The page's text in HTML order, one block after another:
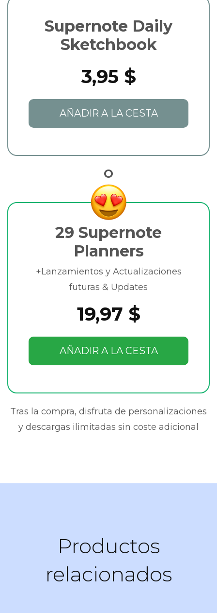
Supernote Daily
Sketchbook
3,95 $
AÑADIR A LA CESTA
O
29 Supernote
Planners
+Lanzamientos y Actualizaciones
futuras & Updates
19,97 $
AÑADIR A LA CESTA
Tras la compra, disfruta de personalizaciones
y descargas ilimitadas sin coste adicional
Productos
relacionados